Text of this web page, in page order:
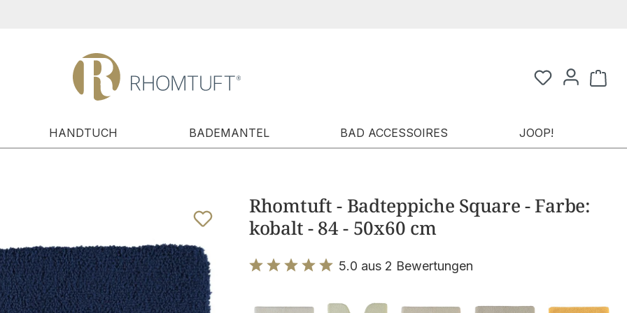
HANDTUCH BADEMANTEL BAD ACCESSOIRES JOOP!
Rhomtuft - Badteppiche Square - Farbe:
kobalt - 84 - 50x60 cm
5.0 aus 2 Bewertungen